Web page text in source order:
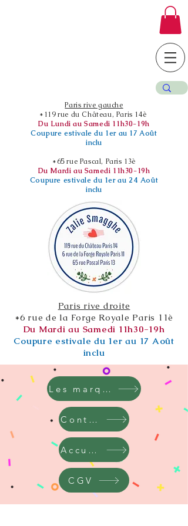
Paris rive gauche
*119 rue du Château, Paris 14è
Du Lundi au Samedi 11h30-19h
Coupure estivale du 1er au 17 Août
inclu
*65 rue Pascal, Paris 13è
Du Mardi au Samedi 11h30-19h
Coupure estivale du 1er au 24 Août
inclu
Paris rive droite
*6 rue de la Forge Royale Paris 11è
Du Mardi au Samedi 11h30-19h
Coupure estivale du 1er au 17 Août
inclu
Les marques
Contact
Accueil
CGV